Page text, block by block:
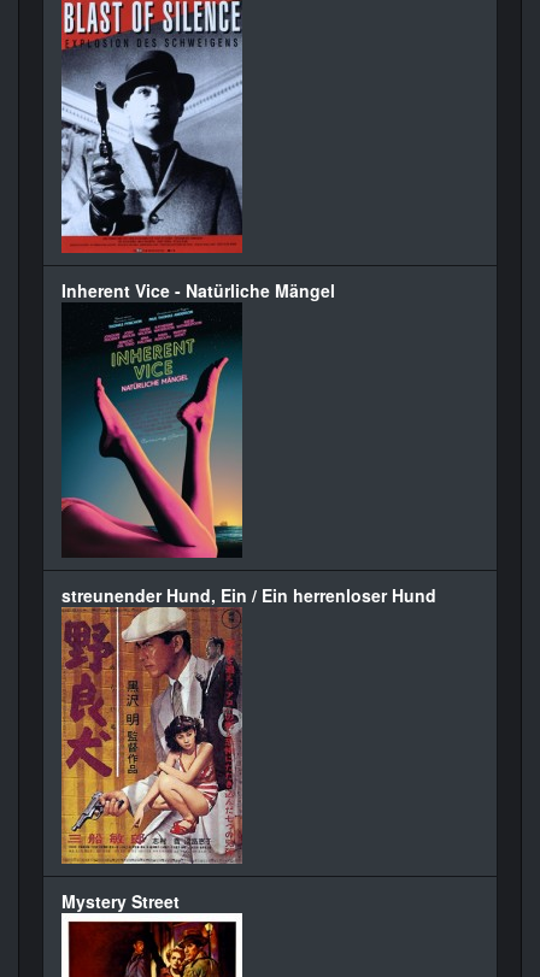
Inherent Vice - Natürliche Mängel
streunender Hund, Ein / Ein herrenloser Hund
Mystery Street